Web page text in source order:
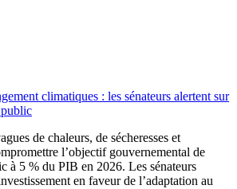
climatiques : les sénateurs alertent sur
de chaleurs, de sécheresses et
l’objectif gouvernemental de
à 5 % du PIB en 2026. Les sénateurs
en faveur de l’adaptation au